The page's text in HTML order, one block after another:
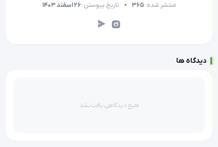
منتشر شده: 365 تاریخ پیوستن: 26 اسفند 1403
دیدگاه ها
هیچ دیدگاهی یافت نشد